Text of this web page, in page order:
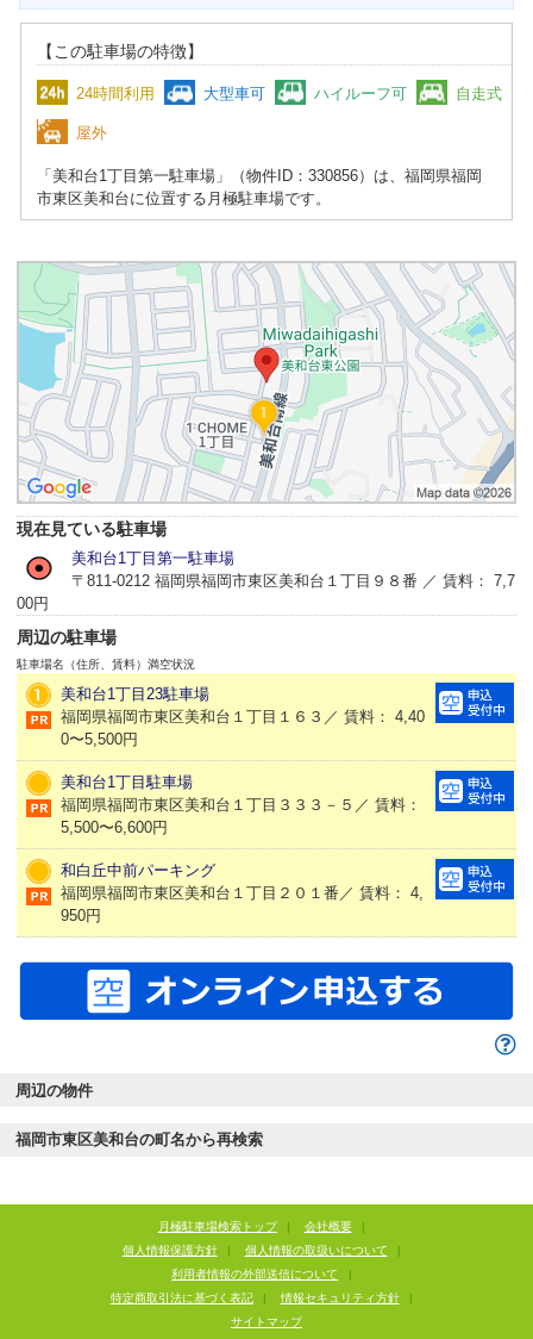
【この駐車場の特徴】
24時間利用 大型車可 ハイルーフ可 自走式
屋外
「美和台1丁目第一駐車場」（物件ID：330856）は、福岡県福岡
市東区美和台に位置する月極駐車場です。
現在見ている駐車場
美和台1丁目第一駐車場
〒811-0212 福岡県福岡市東区美和台１丁目９８番 ／ 賃料： 7,7
00円
周辺の駐車場
駐車場名（住所、賃料） 満空状況
美和台1丁目23駐車場
福岡県福岡市東区美和台１丁目１６３／ 賃料： 4,40
0〜5,500円
美和台1丁目駐車場
福岡県福岡市東区美和台１丁目３３３－５／ 賃料：
5,500〜6,600円
和白丘中前パーキング
福岡県福岡市東区美和台１丁目２０１番／ 賃料： 4,
950円
周辺の物件
福岡市東区美和台の町名から再検索
月極駐車場検索トップ | 会社概要
|
個人情報保護方針
| 個人情報の取扱いについて
|
利用者情報の外部送信について
|
特定商取引法に基づく表記
| 情報セキュリティ方針
|
サイトマップ